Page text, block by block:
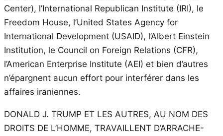
Center), l’International Republican Institute (IRI), le
Freedom House, l’United States Agency for
International Development (USAID), l’Albert Einstein
Institution, le Council on Foreign Relations (CFR),
l’American Enterprise Institute (AEI) et bien d’autres
n’épargnent aucun effort pour interférer dans les
affaires iraniennes.
DONALD J. TRUMP ET LES AUTRES, AU NOM DES
DROITS DE L’HOMME, TRAVAILLENT D’ARRACHE-